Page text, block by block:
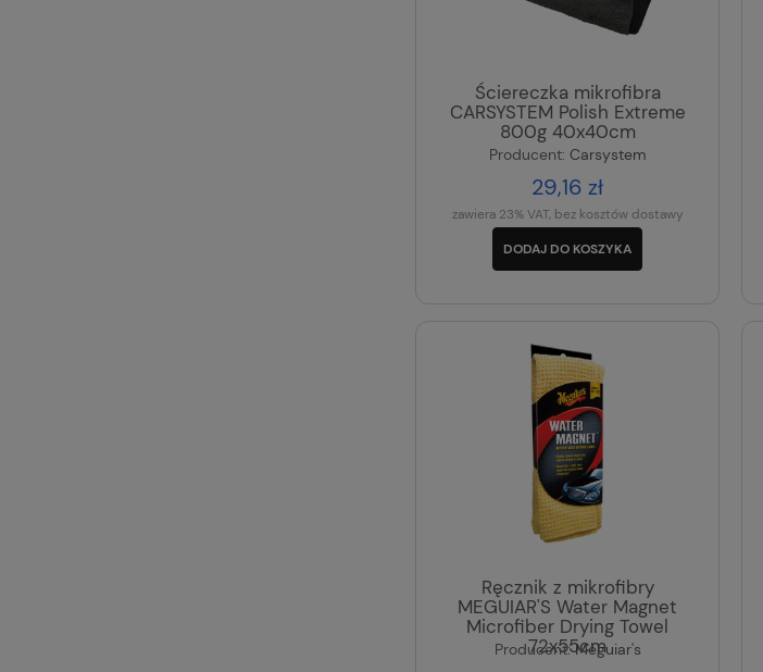
Ściereczka mikrofibra
CARSYSTEM Polish Extreme
800g 40x40cm
Producent: Carsystem
29,16 zł
zawiera 23% VAT, bez kosztów dostawy
DODAJ DO KOSZYKA
Ręcznik z mikrofibry
MEGUIAR'S Water Magnet
Microfiber Drying Towel
72x55cm
Producent: Meguiar's